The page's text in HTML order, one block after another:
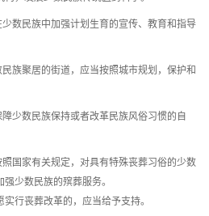
数民族中加强计划生育的宣传、教育和指导
族聚居的街道，应当按照城市规划，保护和
少数民族保持或者改革民族风俗习惯的自
国家有关规定，对具有特殊丧葬习俗的少数
少数民族的殡葬服务。
行丧葬改革的，应当给予支持。